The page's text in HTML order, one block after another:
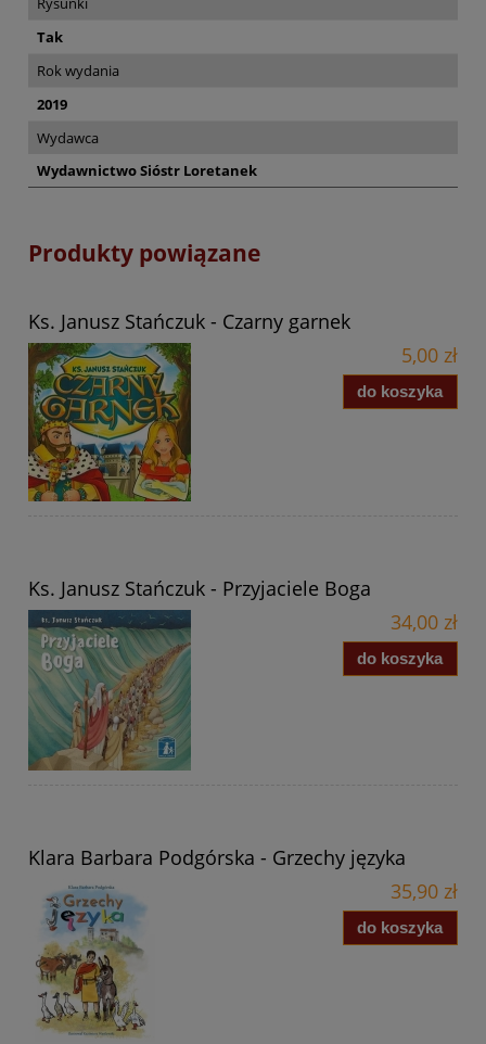
Tak
Rok wydania
2019
Wydawca
Wydawnictwo Sióstr Loretanek
Produkty powiązane
Ks. Janusz Stańczuk - Czarny garnek
5,00 zł
do koszyka
Ks. Janusz Stańczuk - Przyjaciele Boga
34,00 zł
do koszyka
Klara Barbara Podgórska - Grzechy języka
35,90 zł
do koszyka